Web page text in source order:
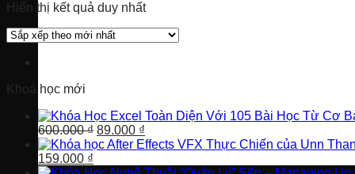
Hiển thị kết quả duy nhất
Khoá học mới
600.000₫ Giá
gốc
89.000 ₫
hiện
Giá
159.000 ₫